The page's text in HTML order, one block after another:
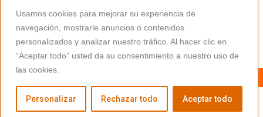
Usamos cookies para mejorar su experiencia de
navegación, mostrarle anuncios o contenidos
personalizados y analizar nuestro tráfico. Al hacer clic en
“Aceptar todo” usted da su consentimiento a nuestro uso de
las cookies.
Personalizar Rechazar todo Aceptar todo
síguenos en nuestras redes sociales